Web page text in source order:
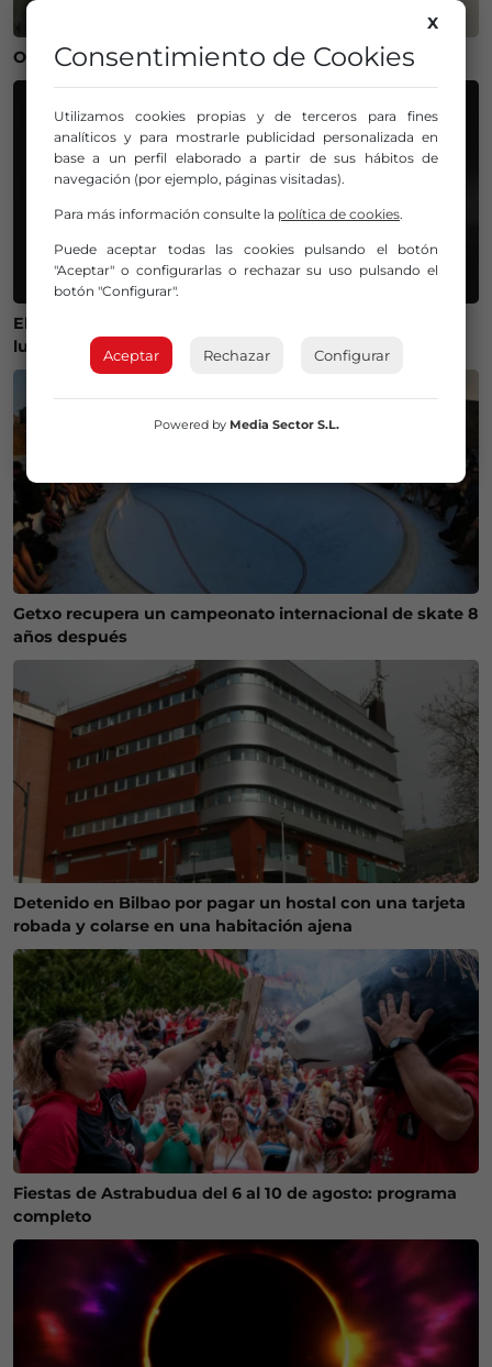
Operación salida para Andoni Gorosabel
El Gobierno lanza un visor web para encontrar el mejor
lugar donde ver el eclipse solar del 12 de agosto
Getxo recupera un campeonato internacional de skate 8
años después
Detenido en Bilbao por pagar un hostal con una tarjeta
robada y colarse en una habitación ajena
Fiestas de Astrabudua del 6 al 10 de agosto: programa
completo
X
Consentimiento de Cookies
Utilizamos cookies propias y de terceros para fines
analíticos y para mostrarle publicidad personalizada en
base a un perfil elaborado a partir de sus hábitos de
navegación (por ejemplo, páginas visitadas).
Para más información consulte la política de cookies.
Puede aceptar todas las cookies pulsando el botón
"Aceptar" o configurarlas o rechazar su uso pulsando el
botón "Configurar".
Aceptar Rechazar Configurar
Powered by Media Sector S.L.